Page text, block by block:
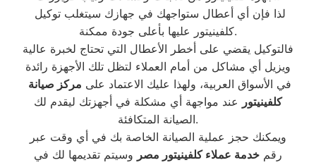
كلفينيتور عليها بأعلى جودة ممكنة.
فالتوكيل يقضي على أخطر الأعطال التي تحتاج لخبرة عالية
ويزيل أي مشاكل من أمام العملاء لتظل تلك الأجهزة رائدة
في الأسواق العربية، ولهذا عليك الاعتماد على مركز صيانة
كلفينيتور عند مواجهة أي مشكلة في أجهزتك ليقدم لك
الصيانة المتكافئة.
ويمكنك حجز عملية الصيانة الخاصة بك في أي وقت عبر
رقم خدمة عملاء كلفينيتور مصر وسيتم تقديمها لك في